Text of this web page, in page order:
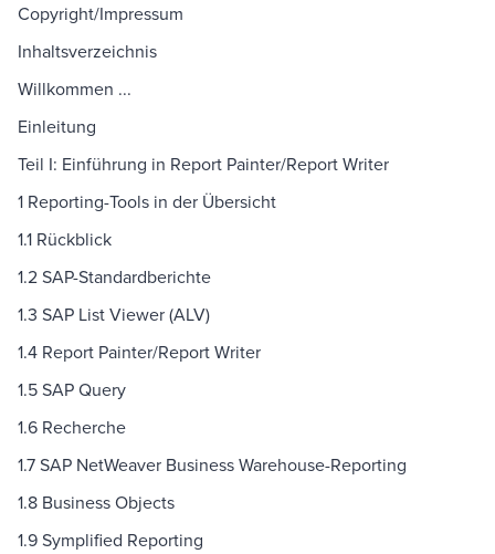
Copyright/Impressum
Inhaltsverzeichnis
Willkommen ...
Einleitung
Teil I: Einführung in Report Painter/Report Writer
1 Reporting-Tools in der Übersicht
1.1 Rückblick
1.2 SAP-Standardberichte
1.3 SAP List Viewer (ALV)
1.4 Report Painter/Report Writer
1.5 SAP Query
1.6 Recherche
1.7 SAP NetWeaver Business Warehouse-Reporting
1.8 Business Objects
1.9 Symplified Reporting